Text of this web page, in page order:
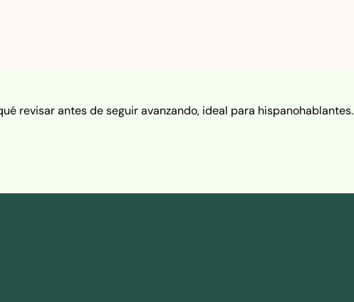
revisar antes de seguir avanzando, ideal para hispanohablantes.